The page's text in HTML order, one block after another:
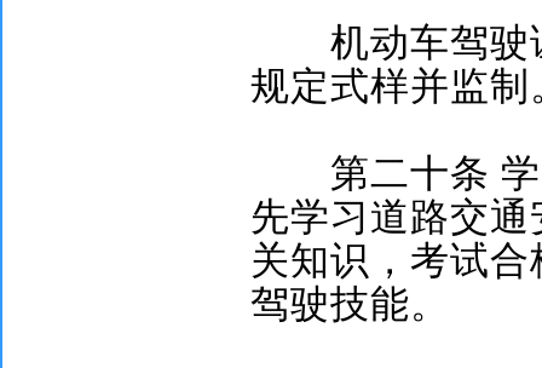
机动车驾驶
规定式样并监制
第二十条
先学习道路交
关知识，考试
驾驶技能。